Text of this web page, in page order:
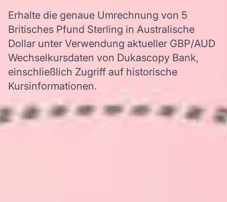
Erhalte die genaue Umrechnung von 5
Britisches Pfund Sterling in Australische
Dollar unter Verwendung aktueller GBP/AUD
Wechselkursdaten von Dukascopy Bank,
einschließlich Zugriff auf historische
Kursinformationen.